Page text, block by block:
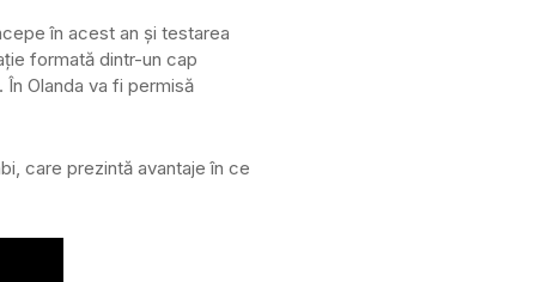
în acest an și testarea
formată dintr-un cap
Olanda va fi permisă
care prezintă avantaje în ce